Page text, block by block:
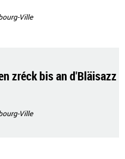
Ville
zréck bis an d'Bläisazz
Ville